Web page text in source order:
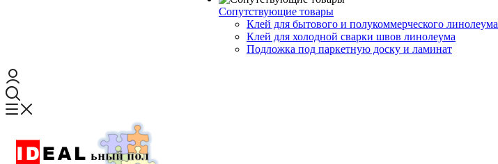
Сопутствующие товары
Клей для бытового и полукоммерческого линолеума
Клей для холодной сварки швов линолеума
Подложка под паркетную доску и ламинат